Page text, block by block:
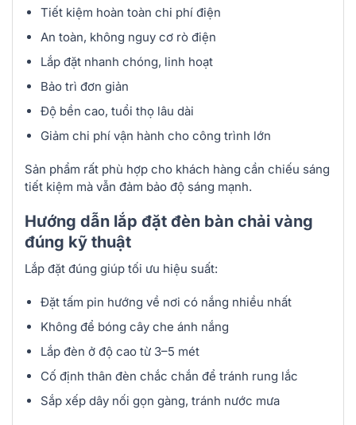
Tiết kiệm hoàn toàn chi phí điện
An toàn, không nguy cơ rò điện
Lắp đặt nhanh chóng, linh hoạt
Bảo trì đơn giản
Độ bền cao, tuổi thọ lâu dài
Giảm chi phí vận hành cho công trình lớn
Sản phẩm rất phù hợp cho khách hàng cần chiếu sáng
tiết kiệm mà vẫn đảm bảo độ sáng mạnh.
Hướng dẫn lắp đặt đèn bàn chải vàng
đúng kỹ thuật
Lắp đặt đúng giúp tối ưu hiệu suất:
Đặt tấm pin hướng về nơi có nắng nhiều nhất
Không để bóng cây che ánh nắng
Lắp đèn ở độ cao từ 3–5 mét
Cố định thân đèn chắc chắn để tránh rung lắc
Sắp xếp dây nối gọn gàng, tránh nước mưa